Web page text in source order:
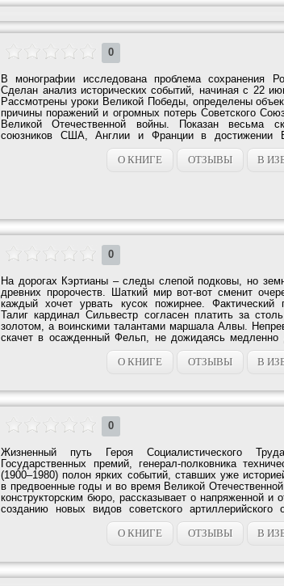
0
В монографии исследована проблема сохранения
Сделан анализ исторических событий, начиная с 22
Рассмотрены уроки Великой Победы, определены
причины поражений и огромных потерь Советского
Великой Отечественной войны. Показан весьма
союзников США, Англии и Франции в достижении
О КНИГЕ
ОТЗЫВЫ В
0
На дорогах Кэртианы – следы слепой подковы, но
древних пророчеств. Шаткий мир вот-вот сменит
каждый хочет урвать кусок пожирнее. Фактический
Талиг кардинал Сильвестр согласен платить за
золотом, а воинскими талантами маршала Алвы.
скачет в осажденный Фельп, не дожидаясь
О КНИГЕ
ОТЗЫВЫ В
0
Жизненный путь Героя Социалистического
Государственных премий, генерал-полковника
(1900–1980) полон ярких событий, ставших уже
в предвоенные годы и во время Великой
конструкторским бюро, рассказывает о напряженной и
созданию новых видов советского артиллерийского
О КНИГЕ
ОТЗЫВЫ В